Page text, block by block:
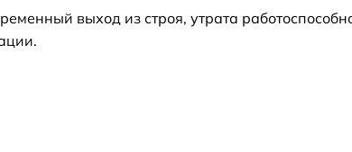
от 60 мин
выход из строя, утрата